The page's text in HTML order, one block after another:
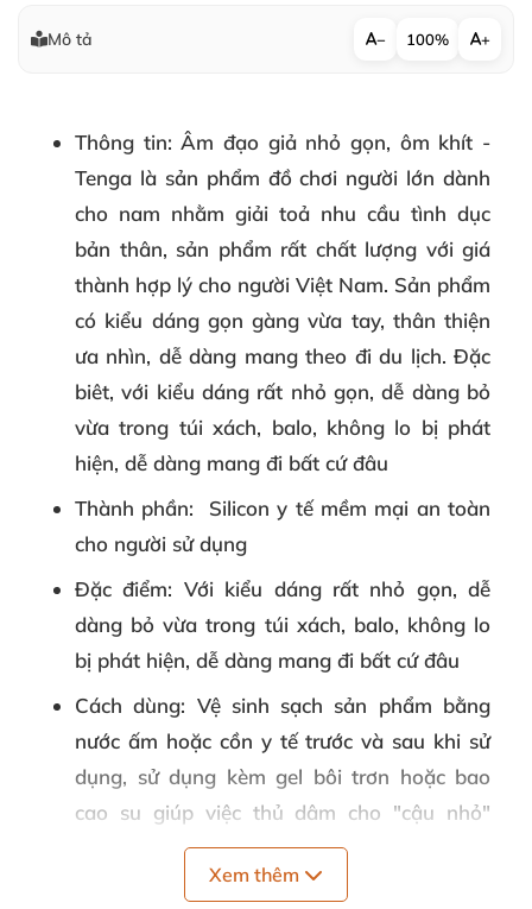
Mô tả − 100% +
Thông tin: Âm đạo giả nhỏ gọn, ôm khít -
Tenga là sản phẩm đồ chơi người lớn dành
cho nam nhằm giải toả nhu cầu tình dục
bản thân, sản phẩm rất chất lượng với giá
thành hợp lý cho người Việt Nam. Sản phẩm
có kiểu dáng gọn gàng vừa tay, thân thiện
ưa nhìn, dễ dàng mang theo đi du lịch. Đặc
biêt, với kiểu dáng rất nhỏ gọn, dễ dàng bỏ
vừa trong túi xách, balo, không lo bị phát
hiện, dễ dàng mang đi bất cứ đâu
Thành phần: Silicon y tế mềm mại an toàn
cho người sử dụng
Đặc điểm: Với kiểu dáng rất nhỏ gọn, dễ
dàng bỏ vừa trong túi xách, balo, không lo
bị phát hiện, dễ dàng mang đi bất cứ đâu
Cách dùng: Vệ sinh sạch sản phẩm bằng
nước ấm hoặc cồn y tế trước và sau khi sử
dụng, sử dụng kèm gel bôi trơn hoặc bao
cao su giúp việc thủ dâm cho "cậu nhỏ"
: 16 cm x 7cm
Xem thêm